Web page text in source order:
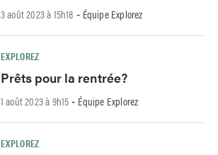
3 août 2023 à 15h18 - Équipe Explorez
EXPLOREZ
Prêts pour la rentrée?
1 août 2023 à 9h15 - Équipe Explorez
EXPLOREZ